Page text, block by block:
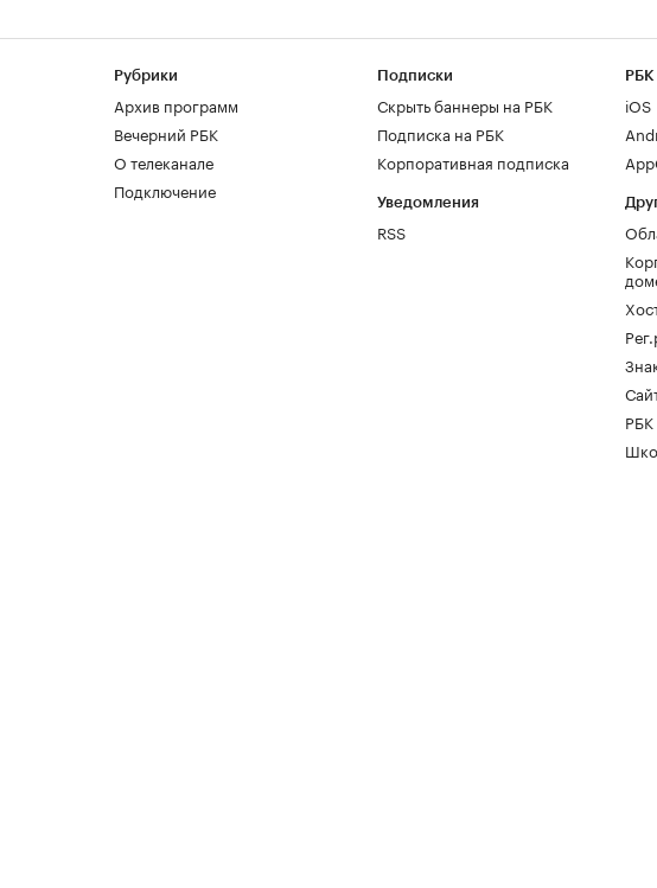
Рубрики
Архив программ
Вечерний РБК
О телеканале
Подключение
Подписки
Скрыть баннеры на РБК
Подписка на РБК
Корпоративная подписка
Уведомления
RSS
РБК
iOS